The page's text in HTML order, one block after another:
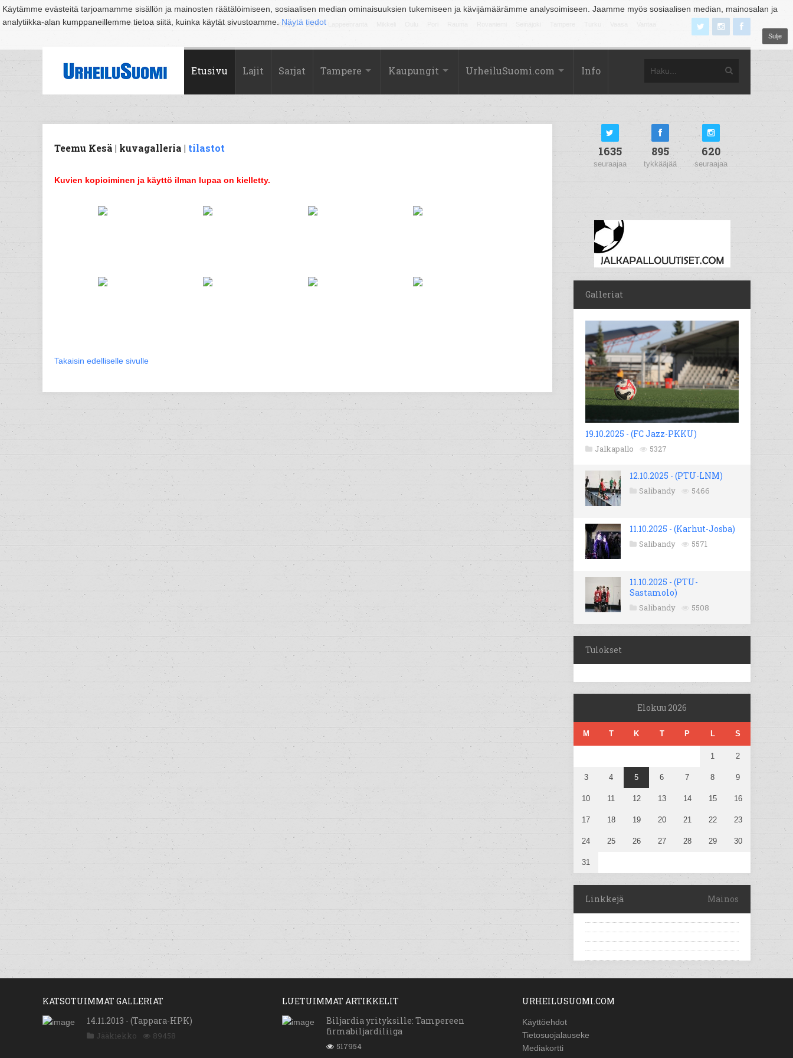
Käytämme evästeitä tarjoamamme sisällön ja mainosten räätälöimiseen, sosiaalisen median ominaisuuksien tukemiseen ja kävijämäärämme analysoimiseen. Jaamme myös sosiaalisen median, mainosalan ja
analytiikka-alan kumppaneillemme tietoa siitä, kuinka käytät sivustoamme. Näytä tiedot
Sulje
Suomi Espoo Helsinki Hämeenlinna Joensuu Jyväskylä Kouvola Kuopio Lahti
Etusivu Lajit Sarjat Tampere Kaupungit UrheiluSuomi.com Info
Teemu Kesä | kuvagalleria | tilastot
Kuvien kopioiminen ja käyttö ilman lupaa on kielletty.
Takaisin edelliselle sivulle
1635
seuraajaa
895
tykkääjää
620
seuraajaa
Galleriat
19.10.2025 - (FC Jazz-PKKU)
Jalkapallo 5327
12.10.2025 - (PTU-LNM)
Salibandy 5466
11.10.2025 - (Karhut-Josba)
Salibandy 5571
11.10.2025 - (PTU-
Sastamolo)
Salibandy 5508
Tulokset
Elokuu 2026
M T K T P L S
1 2
3 4 5 6 7 8 9
10 11 12 13 14 15 16
17 18 19 20 21 22 23
24 25 26 27 28 29 30
31
Linkkejä Mainos
KATSOTUIMMAT GALLERIAT
14.11.2013 - (Tappara-HPK)
Jääkiekko 89458
LUETUIMMAT ARTIKKELIT
Biljardia yrityksille: Tampereen
firmabiljardiliiga
517954
URHEILUSUOMI.COM
Käyttöehdot
Tietosuojalauseke
Mediakortti